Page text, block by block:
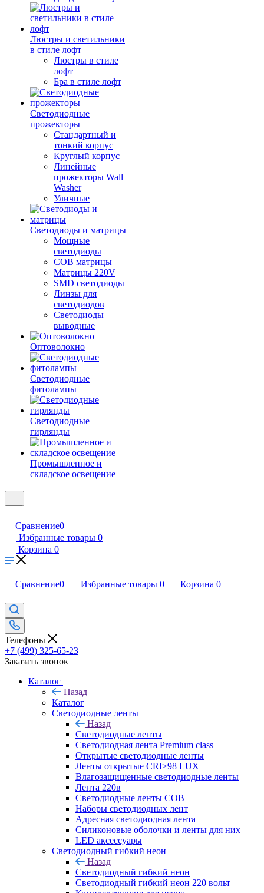
Люстры и светильники
в стиле лофт
Люстры в стиле
лофт
Бра в стиле лофт
Светодиодные
прожекторы
Стандартный и
тонкий корпус
Круглый корпус
Линейные
прожекторы Wall
Washer
Уличные
Светодиоды и матрицы
Мощные
светодиоды
COB матрицы
Матрицы 220V
SMD светодиоды
Линзы для
светодиодов
Светодиоды
выводные
Оптоволокно
Светодиодные
фитолампы
Светодиодные
гирлянды
Промышленное и
складское освещение
Сравнение0
Избранные товары 0
Корзина 0
Сравнение0 Избранные товары 0 Корзина 0
Телефоны
+7 (499) 325-65-23
Заказать звонок
Каталог
Назад
Каталог
Светодиодные ленты
Назад
Светодиодные ленты
Светодиодная лента Premium class
Открытые светодиодные ленты
Ленты открытые CRI>98 LUX
Влагозащищенные светодиодные ленты
Лента 220в
Светодиодные ленты COB
Наборы светодиодных лент
Адресная светодиодная лента
Силиконовые оболочки и ленты для них
LED аксессуары
Светодиодный гибкий неон
Назад
Светодиодный гибкий неон
Светодиодный гибкий неон 220 вольт